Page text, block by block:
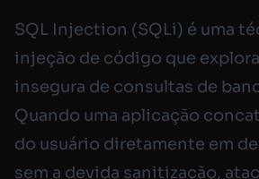
SQL Injection (SQLi) é uma
injeção de código que
insegura de consultas de
Quando uma aplicação
do usuário diretamente em
sem a devida sanitização,